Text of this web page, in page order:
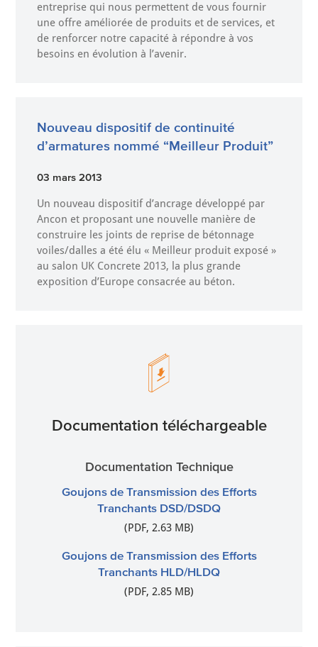
entreprise qui nous permettent de vous fournir
une offre améliorée de produits et de services, et
de renforcer notre capacité à répondre à vos
besoins en évolution à l’avenir.
Nouveau dispositif de continuité
d’armatures nommé “Meilleur Produit”
03 mars 2013
Un nouveau dispositif d’ancrage développé par
Ancon et proposant une nouvelle manière de
construire les joints de reprise de bétonnage
voiles/dalles a été élu « Meilleur produit exposé »
au salon UK Concrete 2013, la plus grande
exposition d’Europe consacrée au béton.
Documentation téléchargeable
Documentation Technique
Goujons de Transmission des Efforts
Tranchants DSD/DSDQ
(PDF, 2.63 MB)
Goujons de Transmission des Efforts
Tranchants HLD/HLDQ
(PDF, 2.85 MB)